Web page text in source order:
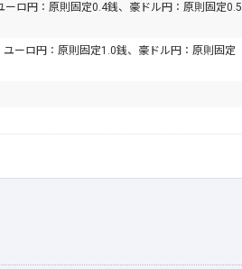
ロ円：原則固定0.4銭、豪ドル円：原則固定0.5
ーロ円：原則固定1.0銭、豪ドル円：原則固定